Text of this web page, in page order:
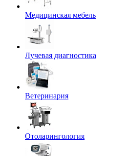
Медицинская мебель
Лучевая диагностика
Ветеринария
Отоларингология